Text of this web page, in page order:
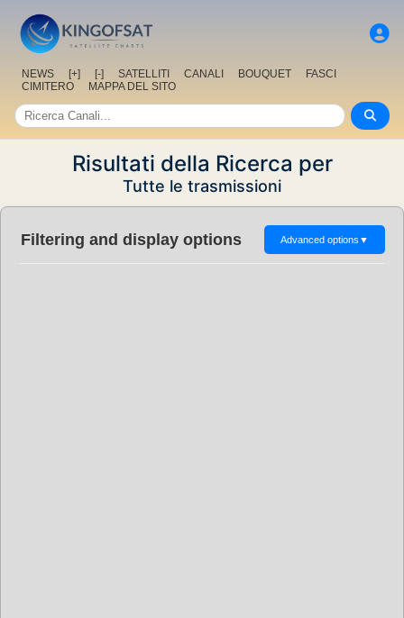
NEWS [+] [-] SATELLITI CANALI BOUQUET
FASCI
CIMITERO
MAPPA DEL SITO
Risultati della Ricerca per
Tutte le trasmissioni
Filtering and display options Advanced options ▼